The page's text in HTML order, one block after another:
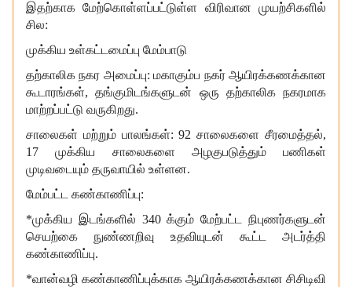
இதற்காக மேற்கொள்ளப்பட்டுள்ள விரிவான முயற்சிகளில்
சில:
முக்கிய உள்கட்டமைப்பு மேம்பாடு
தற்காலிக நகர அமைப்பு: மகாகும்ப நகர் ஆயிரக்கணக்கான
கூடாரங்கள், தங்குமிடங்களுடன் ஒரு தற்காலிக நகரமாக
மாற்றப்பட்டு வருகிறது.
சாலைகள் மற்றும் பாலங்கள்: 92 சாலைகளை சீரமைத்தல்,
17 முக்கிய சாலைகளை
அழகுபடுத்தும்
பணிகள்
முடிவடையும் தருவாயில் உள்ளன.
மேம்பட்ட கண்காணிப்பு:
*முக்கிய இடங்களில் 340 க்கும் மேற்பட்ட நிபுணர்களுடன்
செயற்கை நுண்ணறிவு உதவியுடன் கூட்ட அடர்த்தி
கண்காணிப்பு.
*வான்வழி கண்காணிப்புக்காக ஆயிரக்கணக்கான சிசிடிவி